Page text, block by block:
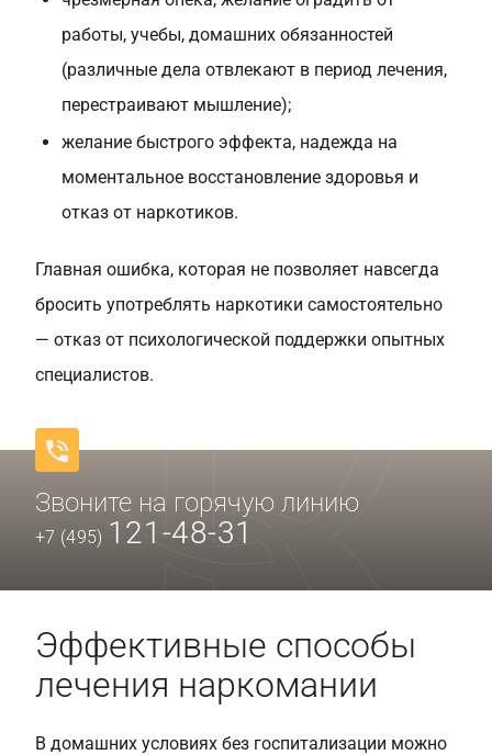
работы, учебы, домашних обязанностей
(различные дела отвлекают в период лечения,
перестраивают мышление);
желание быстрого эффекта, надежда на
моментальное восстановление здоровья и
отказ от наркотиков.
Главная ошибка, которая не позволяет навсегда
бросить употреблять наркотики самостоятельно
— отказ от психологической поддержки опытных
специалистов.
Звоните на горячую линию
+7 (495) 121-48-31
Эффективные способы
лечения наркомании
В домашних условиях без госпитализации можно